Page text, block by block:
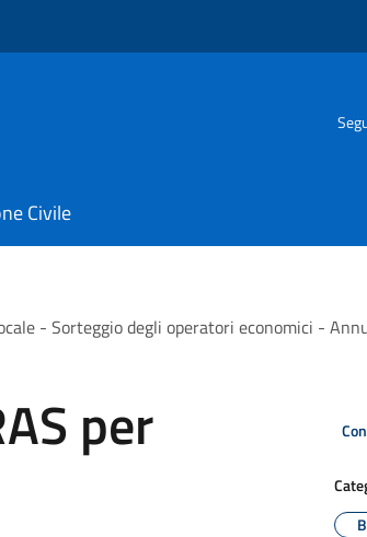
Civile
- Sorteggio degli operatori economici -
per